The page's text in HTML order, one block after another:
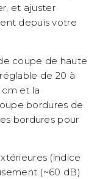
et ajuster
depuis votre
coupe de haute
de 20 à
et la
bordures de
bordures pour
(indice
(~60 dB)